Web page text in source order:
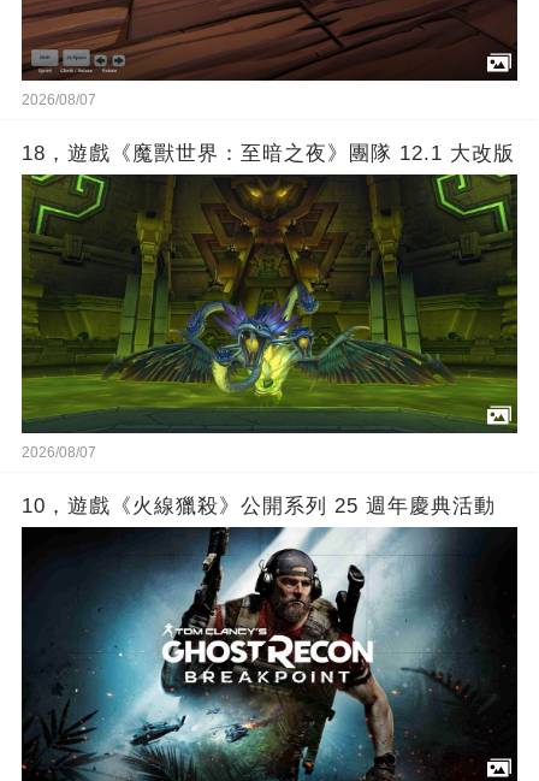
2026/08/07
18，遊戲《魔獸世界：至暗之夜》團隊 12.1 大改版
2026/08/07
10，遊戲《火線獵殺》公開系列 25 週年慶典活動